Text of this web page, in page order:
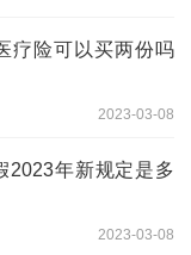
疗险可以买两份吗
2023-03-08
2023年新规定是多
2023-03-08